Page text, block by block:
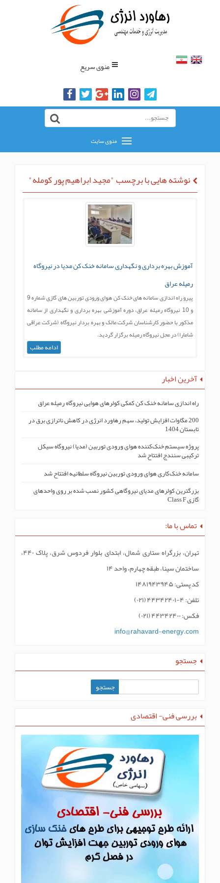
منوی سریع
منوی سایت
نوشته هایی با برچسب "مجید ابراهیم پور کومله"
آموزش بهره برداری و نگهداری سامانه خنک کن مدیا در نیروگاه
رمیله عراق
پیرو راه اندازی سامانه های خنک کن هوای ورودی توربین های گازی شماره 9
و 10 نیروگاه رمیله عراق، دوره آموزشی بهره برداری و نگهداری از سامانه
مذکور با حضور کارشناسان شرکت مالک و بهره بردار نیروگاه (شرکت عراقی
شامارا) در محل نیروگاه رمیله برگزار گردید.
ادامه مطلب
آخرین اخبار
راه اندازی سامانه خنک کن کمکی کولرهای هوایی نیروگاه رمیله عراق
200 مگاوات افزایش تولید، سهم رهاورد انرژی در کاهش ناترازی برق در
تابستان 1404
پروژه سیستم خنک‌کنندە هوای ورودی توربین (مدیا) نیروگاه سیکل
ترکیبی سنندج افتتاح شد
سامانه خنک‌کاری هوای ورودی توربین نیروگاه سلطانیه افتتاح شد
بزرگترین کولرهای مدیای نیروگاهی کشور نصب شده بر روی واحدهای
گازی Class F
تماس با ما:
تهران، بزرگراه ستاری شمال، ابتدای بلوار فردوس شرق، پلاک ۴۴۰،
ساختمان سینا، طبقه چهارم، واحد ۱۴
کد پستی: ۱۴۸۱۹۴۳۹۴۵
تلفن: ۴-۴۴۳۴۲۴۰۱ (۰۲۱)
فکس: ۴۴۳۴۲۴۰۰ (۰۲۱)
info@rahavard-energy.com
جستجو
بررسی فنی- اقتصادی